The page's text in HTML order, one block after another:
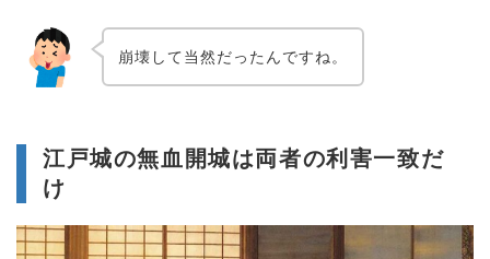
崩壊して当然だったんですね。
江戸城の無血開城は両者の利害一致だ
け